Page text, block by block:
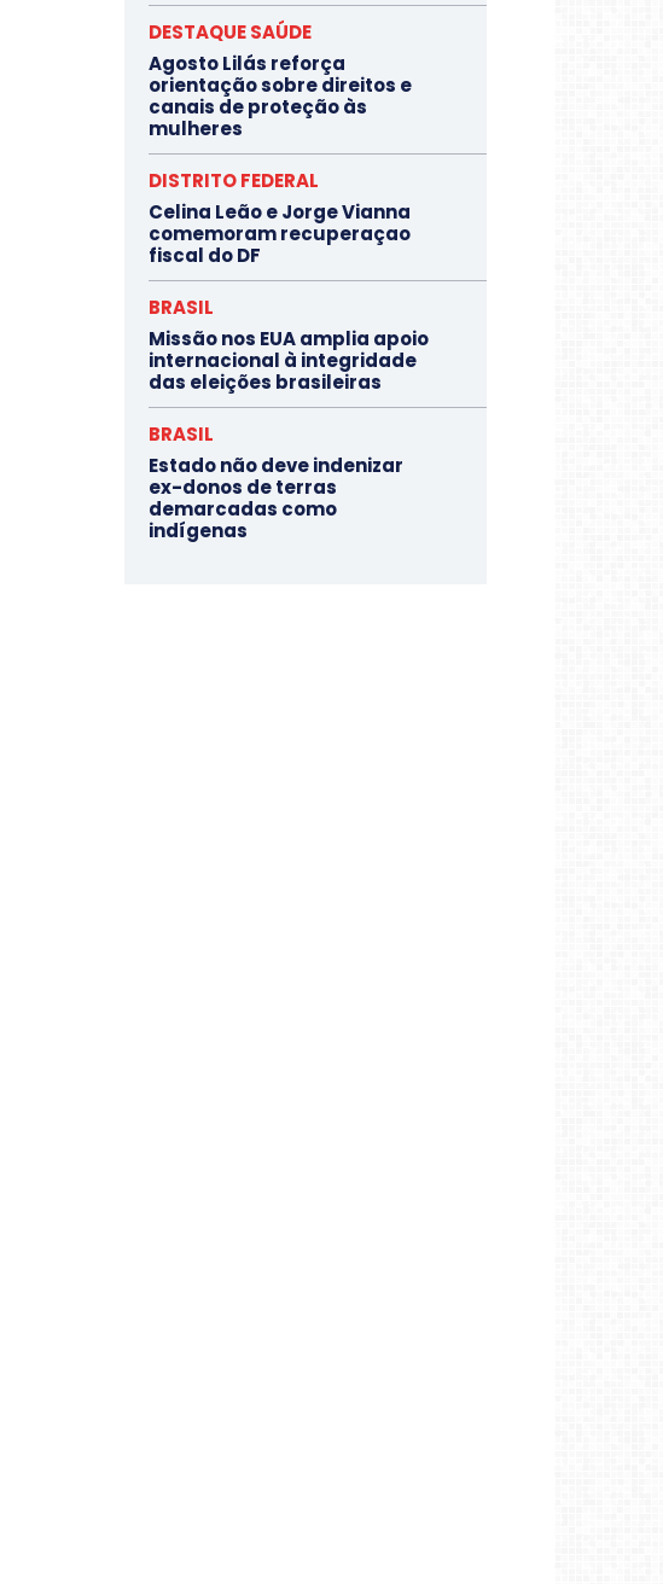
DESTAQUE SAÚDE
Agosto Lilás reforça
orientação sobre direitos e
canais de proteção às
mulheres
DISTRITO FEDERAL
Celina Leão e Jorge Vianna
comemoram recuperaçao
fiscal do DF
BRASIL
Missão nos EUA amplia apoio
internacional à integridade
das eleições brasileiras
BRASIL
Estado não deve indenizar
ex-donos de terras
demarcadas como
indígenas